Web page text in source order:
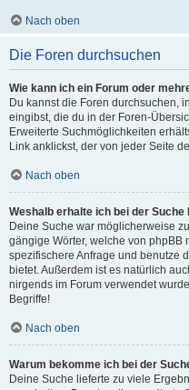
Nach oben
Die Foren durchsuchen
Wie kann ich ein Forum oder
Du kannst die Foren durchsuchen,
eingibst, die du in der Foren-
Erweiterte Suchmöglichkeiten
Link anklickst, der von jeder Seite
Nach oben
Weshalb erhalte ich bei der
Deine Suche war möglicherweise
gängige Wörter, welche von phpBB
spezifischere Anfrage und benutze
bietet. Außerdem ist es natürlich
nirgends im Forum verwendet
Begriffe!
Nach oben
Warum bekomme ich bei der
Deine Suche lieferte zu viele